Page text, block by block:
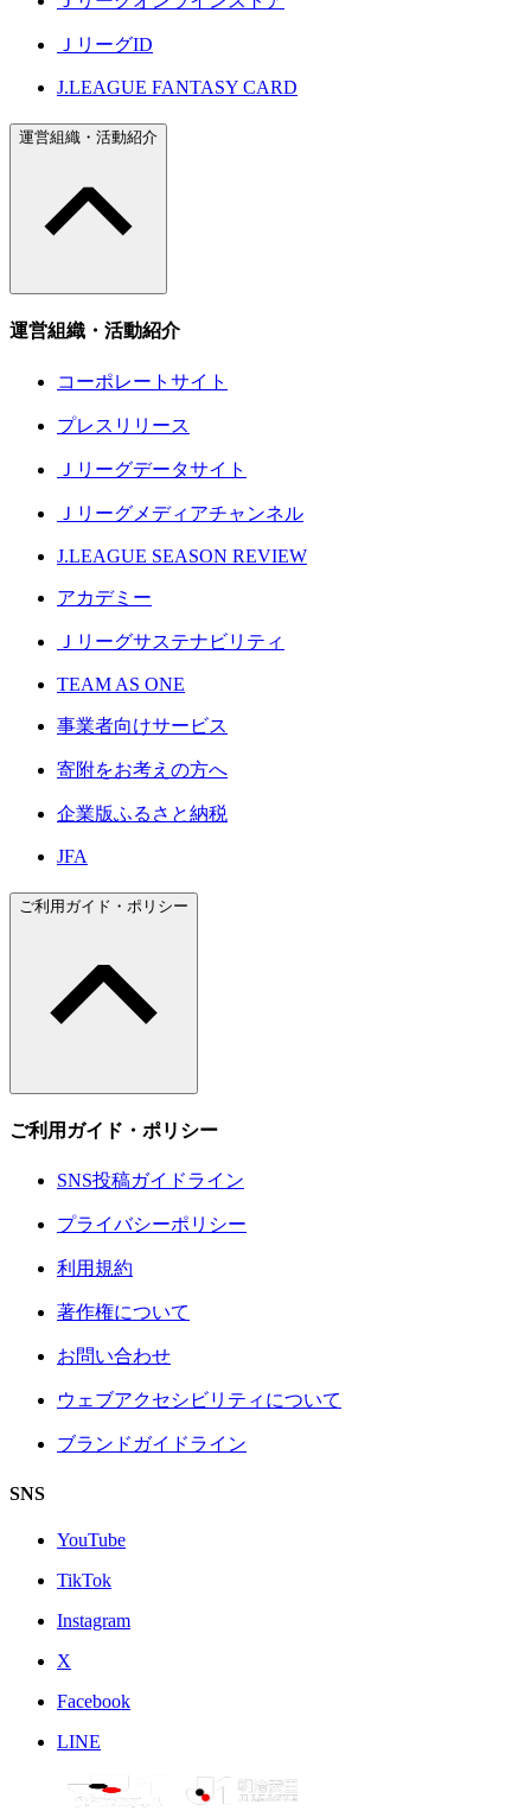
ＪリーグID
J.LEAGUE FANTASY CARD
運営組織・活動紹介
運営組織・活動紹介
コーポレートサイト
プレスリリース
Ｊリーグデータサイト
Ｊリーグメディアチャンネル
J.LEAGUE SEASON REVIEW
アカデミー
Ｊリーグサステナビリティ
TEAM AS ONE
事業者向けサービス
寄附をお考えの方へ
企業版ふるさと納税
JFA
ご利用ガイド・ポリシー
ご利用ガイド・ポリシー
SNS投稿ガイドライン
プライバシーポリシー
利用規約
著作権について
お問い合わせ
ウェブアクセシビリティについて
ブランドガイドライン
SNS
YouTube
TikTok
Instagram
X
Facebook
LINE